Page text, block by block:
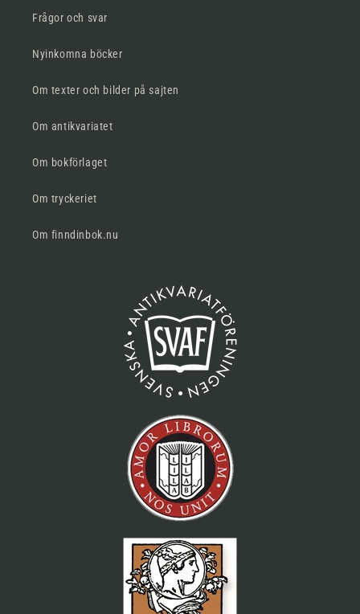
Frågor och svar
Nyinkomna böcker
Om texter och bilder på sajten
Om antikvariatet
Om bokförlaget
Om tryckeriet
Om finndinbok.nu